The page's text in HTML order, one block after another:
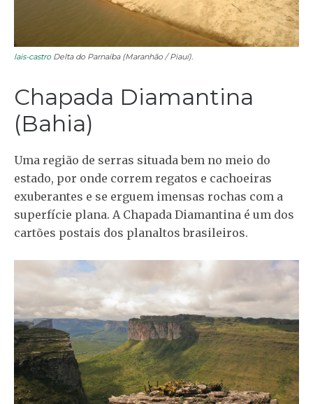
lais-castroDelta do Parnaíba (Maranhão / Piauí).
Chapada Diamantina
(Bahia)
Uma região de serras situada bem no meio do
estado, por onde correm regatos e cachoeiras
exuberantes e se erguem imensas rochas com a
superfície plana. A Chapada Diamantina é um dos
cartões postais dos planaltos brasileiros.